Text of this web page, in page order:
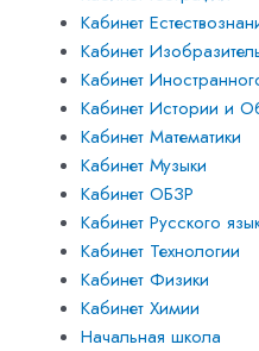
Кабинет
Кабинет
Кабинет
Кабинет Истории и
Кабинет Математики
Кабинет Музыки
Кабинет ОБЗР
Кабинет Русского
Кабинет Технологии
Кабинет Физики
Кабинет Химии
Начальная школа
изобразительному